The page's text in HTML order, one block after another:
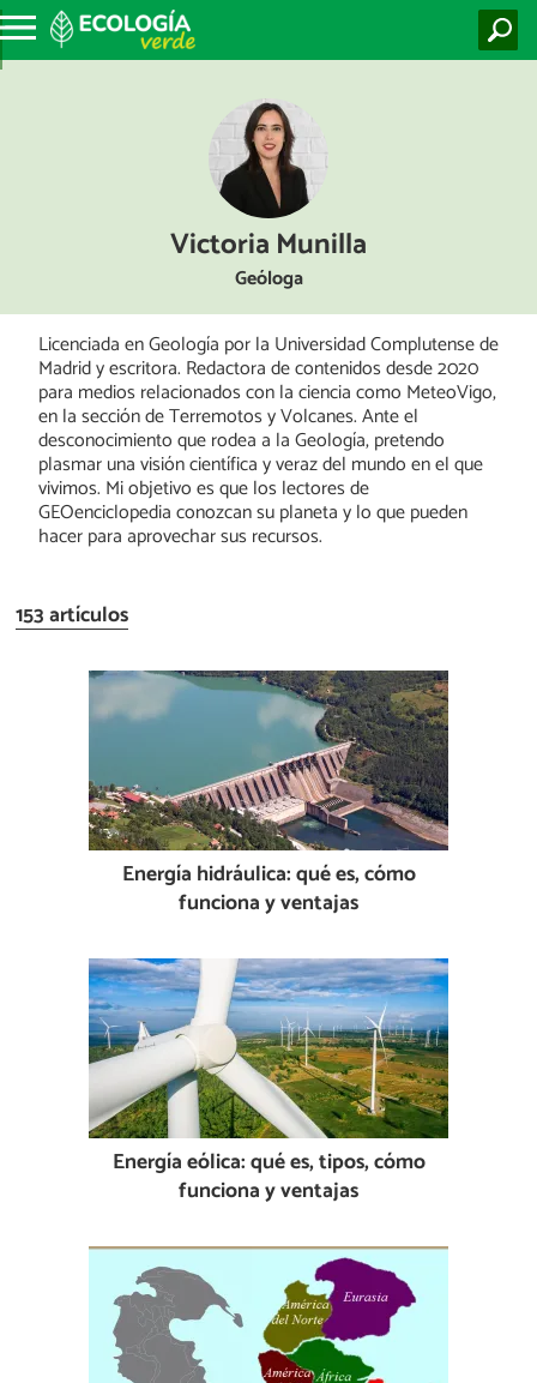
Victoria Munilla
Geóloga
Licenciada en Geología por la Universidad Complutense de
Madrid y escritora. Redactora de contenidos desde 2020
para medios relacionados con la ciencia como MeteoVigo,
en la sección de Terremotos y Volcanes. Ante el
desconocimiento que rodea a la Geología, pretendo
plasmar una visión científica y veraz del mundo en el que
vivimos. Mi objetivo es que los lectores de
GEOenciclopedia conozcan su planeta y lo que pueden
hacer para aprovechar sus recursos.
153 artículos
Energía hidráulica: qué es, cómo
funciona y ventajas
Energía eólica: qué es, tipos, cómo
funciona y ventajas